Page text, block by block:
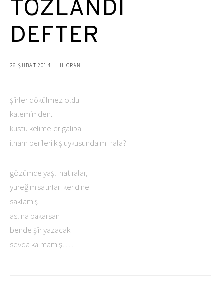
TOZLANDI
DEFTER
26 ŞUBAT 2014 HICRAN
şiirler dökülmez oldu
kalemimden.
küstü kelimeler galiba
ilham perileri kış uykusunda mı hala?
gözümde yaşlı hatıralar,
yüreğim satırları kendine
saklamış
aslına bakarsan
bende şiir yazacak
sevda kalmamış…..